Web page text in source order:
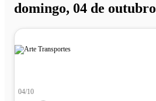
domingo, 04 de outubro
04/10